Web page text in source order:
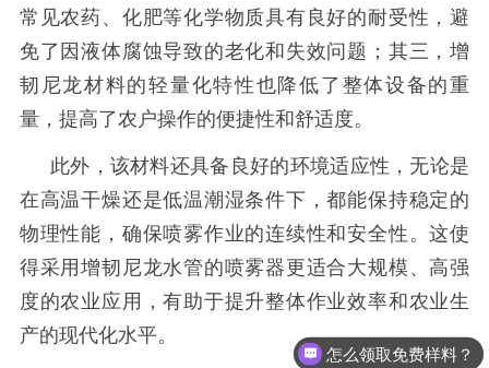
常见农药、化肥等化学物质具有良好的耐受性，避
免了因液体腐蚀导致的老化和失效问题；其三，增
韧尼龙材料的轻量化特性也降低了整体设备的重
量，提高了农户操作的便捷性和舒适度。
此外，该材料还具备良好的环境适应性，无论是
在高温干燥还是低温潮湿条件下，都能保持稳定的
物理性能，确保喷雾作业的连续性和安全性。这使
得采用增韧尼龙水管的喷雾器更适合大规模、高强
度的农业应用，有助于提升整体作业效率和农业生
产的现代化水平。
怎么领取免费样料？